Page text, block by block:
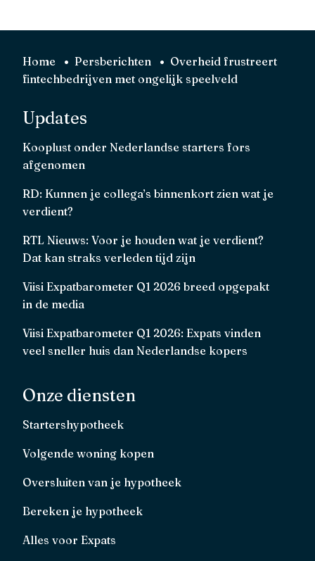
Home Persberichten
Overheid frustreert
fintechbedrijven met ongelijk speelveld
Updates
Kooplust onder Nederlandse starters fors
afgenomen
RD: Kunnen je collega’s binnenkort zien wat je
verdient?
RTL Nieuws: Voor je houden wat je verdient?
Dat kan straks verleden tijd zijn
Viisi Expatbarometer Q1 2026 breed opgepakt
in de media
Viisi Expatbarometer Q1 2026: Expats vinden
veel sneller huis dan Nederlandse kopers
Onze diensten
Startershypotheek
Volgende woning kopen
Oversluiten van je hypotheek
Bereken je hypotheek
Alles voor Expats